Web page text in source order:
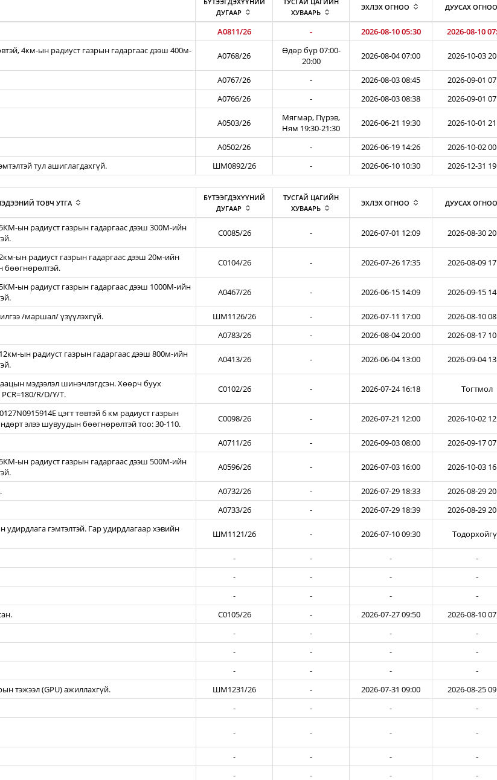
ДУГААР
ХУВААРЬ
ЭХЛЭХ ОГНОО ДУУСАХ ОГНОО
A0811/26 - 2026-08-10 05:30 2026-08-10
4км-ын радиуст газрын гадаргаас дээш 400м-
A0768/26
Өдөр бүр 07:00-
20:00
2026-08-04 07:00 2026-10-03
A0767/26 - 2026-08-03 08:45
2026-09-01
A0766/26 - 2026-08-03 08:38 2026-09-01
A0503/26
Мягмар, Пүрэв,
Ням 19:30-21:30
2026-06-21 19:30 2026-10-01
A0502/26 - 2026-06-19 14:26
2026-10-02
тул ашиглагдахгүй. ШМ0892/26 - 2026-06-10 10:30
2026-12-31
ТОВЧ УТГА
БҮТЭЭГДЭХҮҮНИЙ
ДУГААР
ТУСГАЙ ЦАГИЙН
ХУВААРЬ
ЭХЛЭХ ОГНОО ДУУСАХ ОГНОО
ын радиуст газрын гадаргаас дээш 300М-ийн
C0085/26 - 2026-07-01 12:09 2026-08-30
ын радиуст газрын гадаргаас дээш 20м-ийн
бөөгнөрөлтэй.
C0104/26 - 2026-07-26 17:35 2026-08-09
ын радиуст газрын гадаргаас дээш 1000М-ийн
A0467/26 - 2026-06-15 14:09 2026-09-15
/маршал/ үзүүлэхгүй. ШМ1126/26 - 2026-07-11 17:00
2026-08-10
A0783/26 - 2026-08-04 20:00 2026-08-17
ын радиуст газрын гадаргаас дээш 800м-ийн
A0413/26 - 2026-06-04 13:00 2026-09-04
мэдээлэл шинэчлэгдсэн. Хөөрч буух
R/D/Y/T.
C0102/26 - 2026-07-24 16:18 Тогтмол
цэгт төвтэй 6 км радиуст газрын
элээ шувуудын бөөгнөрөлтэй тоо: 30-110.
C0098/26 - 2026-07-21 12:00 2026-10-02
A0711/26 - 2026-09-03 08:00 2026-09-17
ын радиуст газрын гадаргаас дээш 500М-ийн
A0596/26 - 2026-07-03 16:00 2026-10-03
A0732/26 - 2026-07-29 18:33
2026-08-29
A0733/26 - 2026-07-29 18:39 2026-08-29
удирдлага гэмтэлтэй. Гар удирдлагаар хэвийн
ШМ1121/26 - 2026-07-10 09:30
- - -
-
- - -
-
- - -
-
C0105/26 - 2026-07-27 09:50
2026-08-10
- - -
-
- - -
-
- - -
-
тэжээл (GPU) ажиллахгүй. ШМ1231/26 - 2026-07-31 09:00
2026-08-25
- - - -
- - - -
- - -
-
- - -
-